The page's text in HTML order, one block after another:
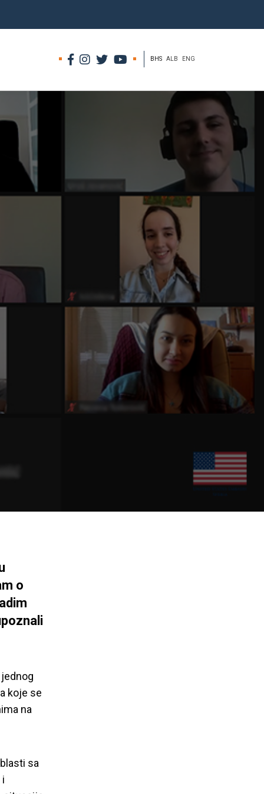
BHS ALB ENG
o
koje se
na
sa